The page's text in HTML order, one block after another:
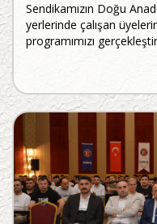
Sendikamızın Doğu
yerlerinde çalışan
programımızı